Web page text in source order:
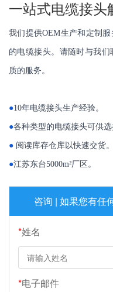
一站式电缆接头
我们提供OEM生产和定制
的电缆接头。请随时与我
质的服务。
●10年电缆接头生产经验。
●各种类型的电缆接头可供选
● 阅读库存仓库以快速交货。
●江苏东台5000m²厂区。
咨询 | 如果您有任
*姓名
*电子邮件